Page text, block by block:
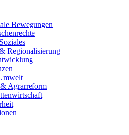
Bewegungen
Regionalisierung
Agrarreform